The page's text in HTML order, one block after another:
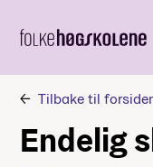
Tilbake til
Endelig